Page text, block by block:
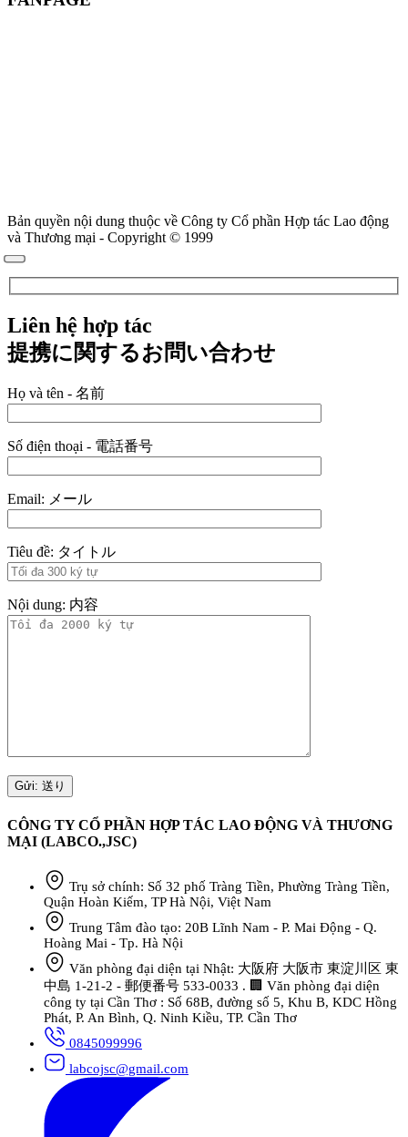
Bản quyền nội dung thuộc về Công ty Cổ phần Hợp tác Lao động
và Thương mại - Copyright © 1999
Liên hệ hợp tác
提携に関するお問い合わせ
Họ và tên - 名前
Số điện thoại - 電話番号
Email: メール
Tiêu đề: タイトル
Nội dung: 内容
CÔNG TY CỔ PHẦN HỢP TÁC LAO ĐỘNG VÀ THƯƠNG
MẠI (LABCO.,JSC)
Trụ sở chính: Số 32 phố Tràng Tiền, Phường Tràng Tiền,
Quận Hoàn Kiếm, TP Hà Nội, Việt Nam
Trung Tâm đào tạo: 20B Lĩnh Nam - P. Mai Động - Q.
Hoàng Mai - Tp. Hà Nội
Văn phòng đại diện tại Nhật: 大阪府 大阪市 東淀川区 東
中島 1-21-2 - 郵便番号 533-0033 . 🏢 Văn phòng đại diện
công ty tại Cần Thơ : Số 68B, đường số 5, Khu B, KDC Hồng
Phát, P. An Bình, Q. Ninh Kiều, TP. Cần Thơ
0845099996
labcojsc@gmail.com